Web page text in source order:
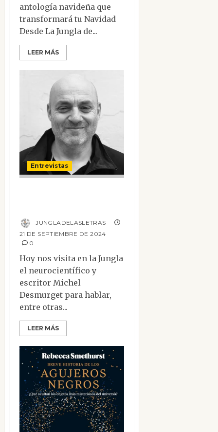
antología navideña que
transformará tu Navidad
Desde La Jungla de...
LEER MÁS
Entrevistas
JUNGLADELASLETRAS
21 DE SEPTIEMBRE DE 2024
0
Hoy nos visita en la Jungla
el neurocientífico y
escritor Michel
Desmurget para hablar,
entre otras...
LEER MÁS